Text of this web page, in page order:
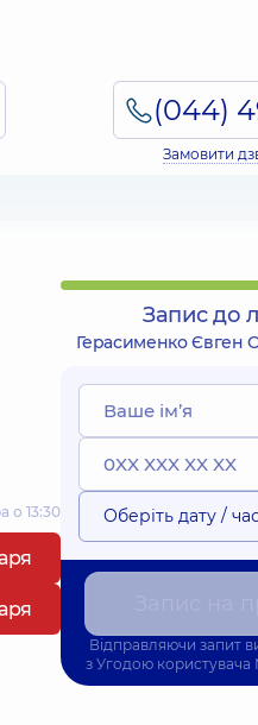
Замовити
о 13:30
Запис до
Герасименко Євген
Оберіть дату /
Відправляючи запит
з Угодою користувача